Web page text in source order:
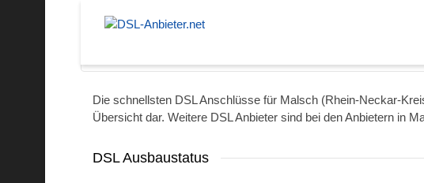
Die schnellsten DSL Anschlüsse für Malsch (Rhein-Neckar-
Übersicht dar. Weitere DSL Anbieter sind bei den Anbietern in
DSL Ausbaustatus